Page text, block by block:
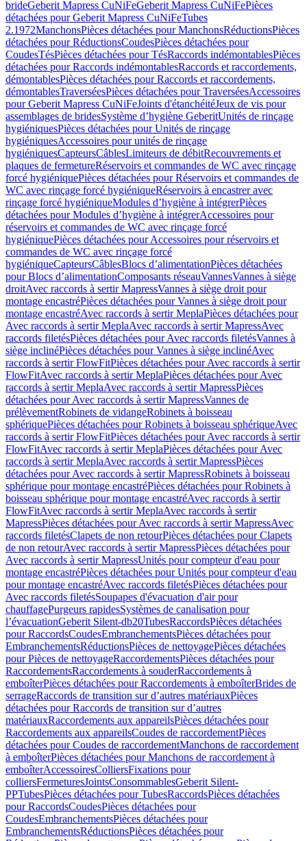
brideGeberit Mapress CuNiFeGeberit Mapress CuNiFePièces
détachées pour Geberit Mapress CuNiFeTubes
2.1972ManchonsPièces détachées pour ManchonsRéductionsPièces
détachées pour RéductionsCoudesPièces détachées pour
CoudesTésPièces détachées pour TésRaccords indémontablesPièces
détachées pour Raccords indémontablesRaccords et raccordements,
démontablesPièces détachées pour Raccords et raccordements,
démontablesTraverséesPièces détachées pour TraverséesAccessoires
pour Geberit Mapress CuNiFeJoints d'étanchéitéJeux de vis pour
assemblages de bridesSystème d’hygiène GeberitUnités de rinçage
hygiéniquesPièces détachées pour Unités de rinçage
hygiéniquesAccessoires pour unités de rinçage
hygiéniquesCapteursCâblesLimiteurs de débitRecouvrements et
plaques de fermetureRéservoirs et commandes de WC avec rinçage
forcé hygiéniquePièces détachées pour Réservoirs et commandes de
WC avec rinçage forcé hygiéniqueRéservoirs à encastrer avec
rinçage forcé hygiéniqueModules d’hygiène à intégrerPièces
détachées pour Modules d’hygiène à intégrerAccessoires pour
réservoirs et commandes de WC avec rinçage forcé
hygiéniquePièces détachées pour Accessoires pour réservoirs et
commandes de WC avec rinçage forcé
hygiéniqueCapteursCâblesBlocs d’alimentationPièces détachées
pour Blocs d’alimentationComposants réseauVannesVannes à siège
droitAvec raccords à sertir MapressVannes à siège droit pour
montage encastréPièces détachées pour Vannes à siège droit pour
montage encastréAvec raccords à sertir MeplaPièces détachées pour
Avec raccords à sertir MeplaAvec raccords à sertir MapressAvec
raccords filetésPièces détachées pour Avec raccords filetésVannes à
siège inclinéPièces détachées pour Vannes à siège inclinéAvec
raccords à sertir FlowFitPièces détachées pour Avec raccords à sertir
FlowFitAvec raccords à sertir MeplaPièces détachées pour Avec
raccords à sertir MeplaAvec raccords à sertir MapressPièces
détachées pour Avec raccords à sertir MapressVannes de
prélèvementRobinets de vidangeRobinets à boisseau
sphériquePièces détachées pour Robinets à boisseau sphériqueAvec
raccords à sertir FlowFitPièces détachées pour Avec raccords à sertir
FlowFitAvec raccords à sertir MeplaPièces détachées pour Avec
raccords à sertir MeplaAvec raccords à sertir MapressPièces
détachées pour Avec raccords à sertir MapressRobinets à boisseau
sphérique pour montage encastréPièces détachées pour Robinets à
boisseau sphérique pour montage encastréAvec raccords à sertir
FlowFitAvec raccords à sertir MeplaAvec raccords à sertir
MapressPièces détachées pour Avec raccords à sertir MapressAvec
raccords filetésClapets de non retourPièces détachées pour Clapets
de non retourAvec raccords à sertir MapressPièces détachées pour
Avec raccords à sertir MapressUnités pour compteur d'eau pour
montage encastréPièces détachées pour Unités pour compteur d'eau
pour montage encastréAvec raccords filetésPièces détachées pour
Avec raccords filetésSoupapes d'évacuation d'air pour
chauffagePurgeurs rapidesSystèmes de canalisation pour
l’évacuationGeberit Silent-db20TubesRaccordsPièces détachées
pour RaccordsCoudesEmbranchementsPièces détachées pour
EmbranchementsRéductionsPièces de nettoyagePièces détachées
pour Pièces de nettoyageRaccordementsPièces détachées pour
RaccordementsRaccordements à souderRaccordements à
emboîterPièces détachées pour Raccordements à emboîterBrides de
serrageRaccords de transition sur d’autres matériauxPièces
détachées pour Raccords de transition sur d’autres
matériauxRaccordements aux appareilsPièces détachées pour
Raccordements aux appareilsCoudes de raccordementPièces
détachées pour Coudes de raccordementManchons de raccordement
à emboîterPièces détachées pour Manchons de raccordement à
emboîterAccessoiresColliersFixations pour
colliersFermeturesJointsConsommablesGeberit Silent-
PPTubesPièces détachées pour TubesRaccordsPièces détachées
pour RaccordsCoudesPièces détachées pour
CoudesEmbranchementsPièces détachées pour
EmbranchementsRéductionsPièces détachées pour